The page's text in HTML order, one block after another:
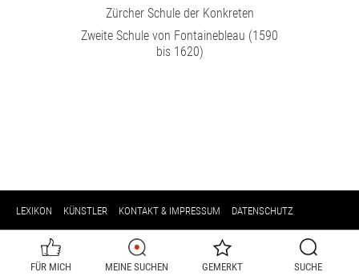
Zürcher Schule der Konkreten
Zweite Schule von Fontainebleau (1590
bis 1620)
LEXIKON KÜNSTLER KONTAKT & IMPRESSUM DATENSCHUTZ
FÜR MICH MEINE SUCHEN GEMERKT SUCHE